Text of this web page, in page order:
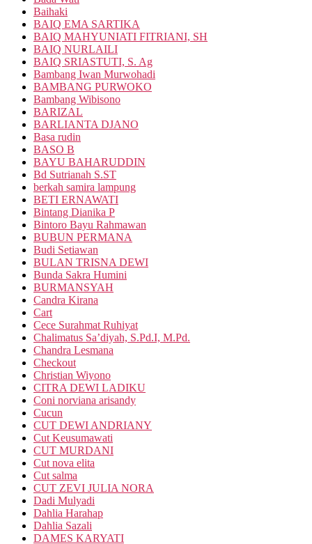
Baihaki
BAIQ EMA SARTIKA
BAIQ MAHYUNIATI FITRIANI, SH
BAIQ NURLAILI
BAIQ SRIASTUTI, S. Ag
Bambang Iwan Murwohadi
BAMBANG PURWOKO
Bambang Wibisono
BARIZAL
BARLIANTA DJANO
Basa rudin
BASO B
BAYU BAHARUDDIN
Bd Sutrianah S.ST
berkah samira lampung
BETI ERNAWATI
Bintang Dianika P
Bintoro Bayu Rahmawan
BUBUN PERMANA
Budi Setiawan
BULAN TRISNA DEWI
Bunda Sakra Humini
BURMANSYAH
Candra Kirana
Cart
Cece Surahmat Ruhiyat
Chalimatus Sa’diyah, S.Pd.I, M.Pd.
Chandra Lesmana
Checkout
Christian Wiyono
CITRA DEWI LADIKU
Coni norviana arisandy
Cucun
CUT DEWI ANDRIANY
Cut Keusumawati
CUT MURDANI
Cut nova elita
Cut salma
CUT ZEVI JULIA NORA
Dadi Mulyadi
Dahlia Harahap
Dahlia Sazali
DAMES KARYATI